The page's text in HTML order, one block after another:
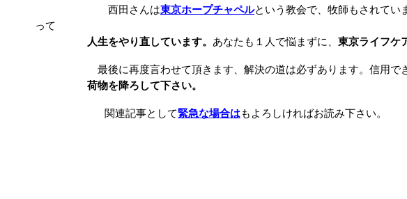
西田さんは東京ホープチャペルという教会で、牧師もされてい
って
人生をやり直しています。 あなたも１人で悩まずに、 東京ライフケ
最後に再度言わせて頂きます、解決の道は必ずあります。信用で
荷物を降ろして下さい。
関連記事として緊急な場合はもよろしければお読み下さい。